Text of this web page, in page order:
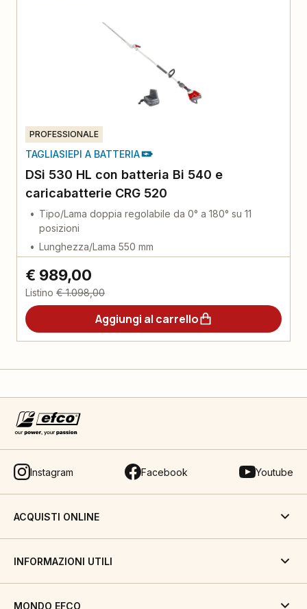
PROFESSIONALE
TAGLIASIEPI A BATTERIA
DSi 530 HL con batteria Bi 540 e
caricabatterie CRG 520
Tipo/Lama doppia regolabile da 0° a 180° su 11
posizioni
Lunghezza/Lama 550 mm
€ 989,00
Listino € 1.098,00
Aggiungi al carrello
Instagram Facebook Youtube
ACQUISTI ONLINE
INFORMAZIONI UTILI
MONDO EFCO